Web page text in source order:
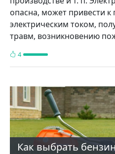
опасна, может привести
электрическим током,
травм, возникновению
4
Как выбрать